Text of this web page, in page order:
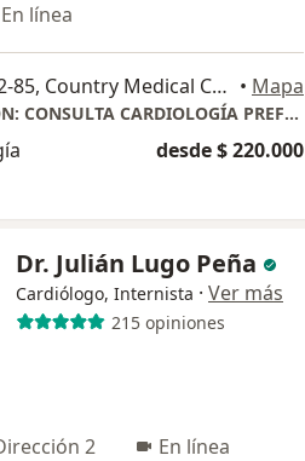
En línea
Carrera 19a #82-85, Country Medical Center, Bogotá, Colombia, Bogotá • Mapa
ONLINE CORAZÓN: CONSULTA CARDIOLOGÍA PREFERENCIAL, PLAN MASTER CARDIOLOGÍA, TOTALCARDIO & DOLOR TORÁCICO.
desde $ 220.000
Dr. Julián Lugo Peña
Cardiólogo, Internista · Ver más
215 opiniones
2 En línea